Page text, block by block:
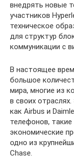
внедрять новые
участников
техническое
для структур
коммуникации с
В настоящее
большое
мира, многие из
в своих
как Airbus и
телефонов,
экономические
одно из
Chase.